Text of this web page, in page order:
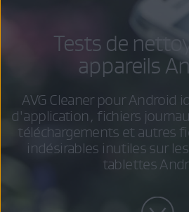
Tests de
appareils
AVG Cleaner pour Android
d'application, fichiers
téléchargements et autres
indésirables inutiles sur
tablettes